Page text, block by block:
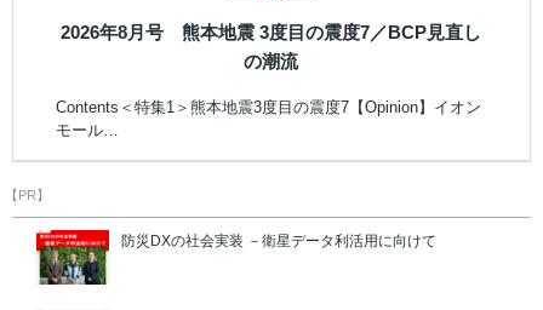
2026年8月号 熊本地震 3度目の震度7／BCP見直し
の潮流
Contents＜特集1＞熊本地震3度目の震度7【Opinion】イオン
モール…
【PR】
防災DXの社会実装 －衛星データ利活用に向けて